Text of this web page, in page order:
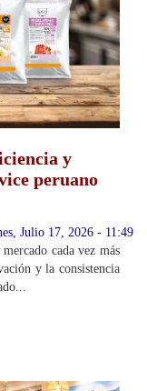
y
peruano
Julio 17, 2026 - 11:49
cada vez más
y la consistencia